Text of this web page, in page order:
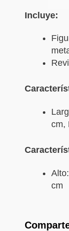
Incluye:
cm,
cm